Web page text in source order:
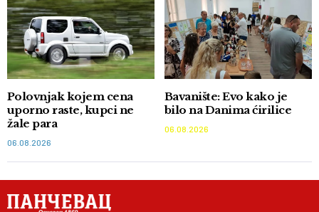
Polovnjak kojem cena
uporno raste, kupci ne
žale para
06.08.2026
Bavanište: Evo kako je
bilo na Danima ćirilice
06.08.2026